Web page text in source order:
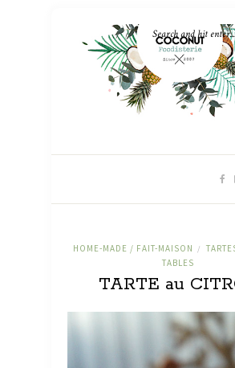
HOME-MADE / FAIT-MAISON /
TABLES
TARTE au